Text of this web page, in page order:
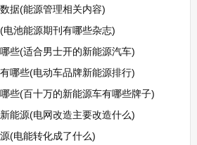
据(能源管理相关内容)
池能源期刊有哪些杂志)
些(适合男士开的新能源汽车)
哪些(电动车品牌新能源排行)
些(百十万的新能源车有哪些牌子)
能源(电网改造主要改造什么)
(电能转化成了什么)